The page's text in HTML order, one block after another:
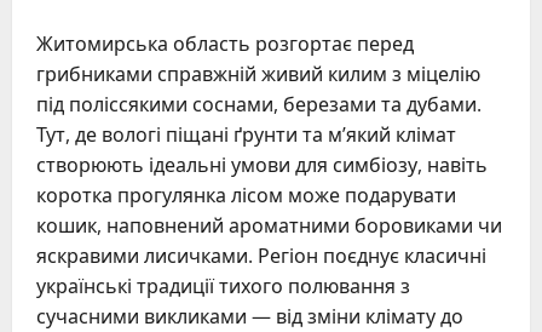
Житомирська область розгортає перед
грибниками справжній живий килим з міцелію
під поліссякими соснами, березами та дубами.
Тут, де вологі піщані ґрунти та м’який клімат
створюють ідеальні умови для симбіозу, навіть
коротка прогулянка лісом може подарувати
кошик, наповнений ароматними боровиками чи
яскравими лисичками. Регіон поєднує класичні
українські традиції тихого полювання з
сучасними викликами — від зміни клімату до